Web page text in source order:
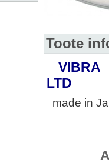
Toote
VIBRA
LTD
made in